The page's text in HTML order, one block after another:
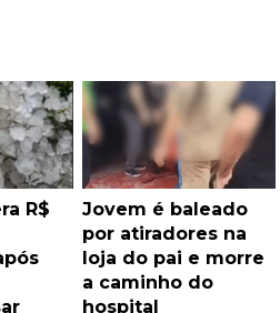
R$
Jovem é baleado
por atiradores na
loja do pai e morre
a caminho do
hospital